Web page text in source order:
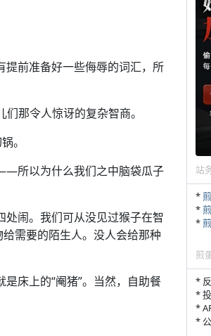
提前准备好一些侮辱的词汇，所
那令人惊讶的复杂智商。
。
所以为什么我们之中脑袋瓜子
闹。我们可从没见过猴子在智
需要的陌生人。没人会给那种
床上的“阉猪”。当然，自助餐
站
*
*
*
煎
*
*
*
*